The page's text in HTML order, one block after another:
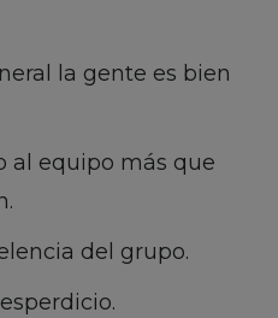
la gente es bien
al equipo más que
del grupo.